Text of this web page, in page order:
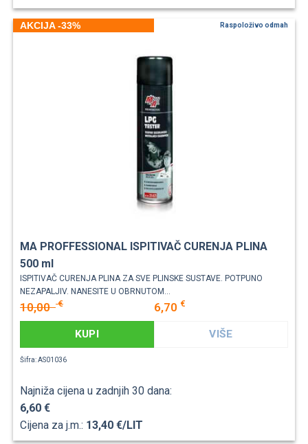
AKCIJA -33% Raspoloživo odmah
MA PROFFESSIONAL ISPITIVAČ CURENJA PLINA
500 ml
ISPITIVAČ CURENJA PLINA ZA SVE PLINSKE SUSTAVE. POTPUNO
NEZAPALJIV. NANESITE U OBRNUTOM...
10,00€ 6,70 €
KUPI VIŠE
Šifra: AS01036
Najniža cijena u zadnjih 30 dana:
6,60 €
Cijena za j.m.: 13,40 €/LIT